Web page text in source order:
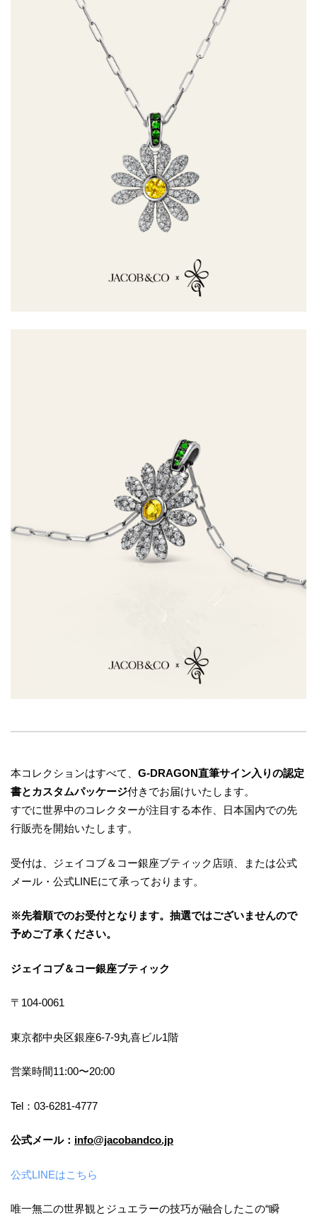
本コレクションはすべて、 G-DRAGON直筆サイン入りの認定
書とカスタムパッケージ付きでお届けいたします。
すでに世界中のコレクターが注目する本作、日本国内での先
行販売を開始いたします。
受付は、ジェイコブ＆コー銀座ブティック店頭、または公式
メール・公式LINEにて承っております。
※先着順でのお受付となります。抽選ではございませんので
予めご了承ください。
ジェイコブ＆コー銀座ブティック
〒104-0061
東京都中央区銀座6-7-9丸喜ビル1階
営業時間11:00〜20:00
Tel：03-6281-4777
公式メール： info@jacobandco.jp
公式LINEはこちら
唯一無二の世界観とジュエラーの技巧が融合したこの“瞬